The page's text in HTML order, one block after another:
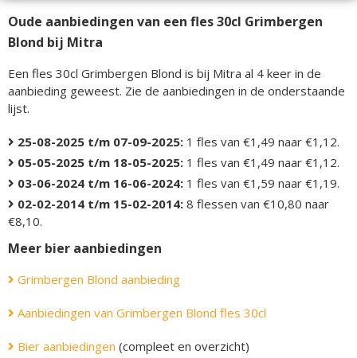
Oude aanbiedingen van een fles 30cl Grimbergen
Blond bij Mitra
Een fles 30cl Grimbergen Blond is bij Mitra al 4 keer in de
aanbieding geweest. Zie de aanbiedingen in de onderstaande
lijst.
25-08-2025 t/m 07-09-2025: 1 fles van €1,49 naar €1,12.
05-05-2025 t/m 18-05-2025: 1 fles van €1,49 naar €1,12.
03-06-2024 t/m 16-06-2024: 1 fles van €1,59 naar €1,19.
02-02-2014 t/m 15-02-2014: 8 flessen van €10,80 naar
€8,10.
Meer bier aanbiedingen
Grimbergen Blond aanbieding
Aanbiedingen van Grimbergen Blond fles 30cl
Bier aanbiedingen (compleet en overzicht)